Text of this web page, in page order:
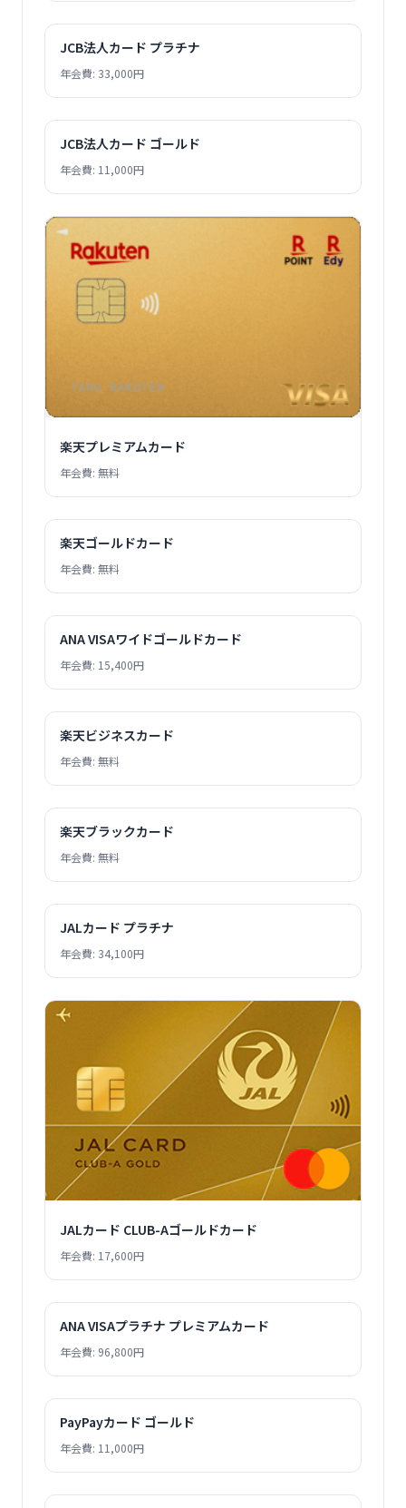
JCB法人カード プラチナ
年会費: 33,000円
JCB法人カード ゴールド
年会費: 11,000円
楽天プレミアムカード
年会費: 無料
楽天ゴールドカード
年会費: 無料
ANA VISAワイドゴールドカード
年会費: 15,400円
楽天ビジネスカード
年会費: 無料
楽天ブラックカード
年会費: 無料
JALカード プラチナ
年会費: 34,100円
JALカード CLUB-Aゴールドカード
年会費: 17,600円
ANA VISAプラチナ プレミアムカード
年会費: 96,800円
PayPayカード ゴールド
年会費: 11,000円